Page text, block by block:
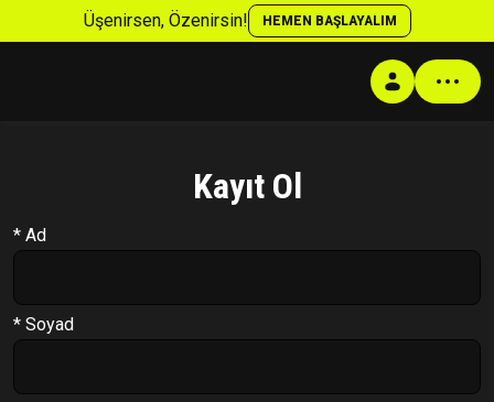
Üşenirsen, Özenirsin! HEMEN BAŞLAYALIM
Supplement Programı
Takip Sistemi
Kayıt Ol
* Ad
* Soyad